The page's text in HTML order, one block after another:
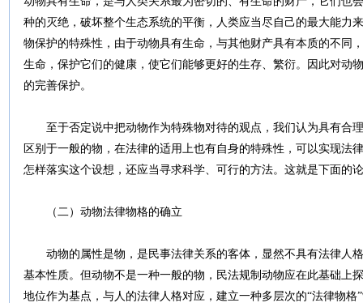
种的灭绝，破坏整个生态系统的平衡，人类应当尽自己的最大能力
物保护的特殊性，由于动物具有生命，与其他财产具有本质的不同
生命，保护它们的健康，使它们能够更好的生存、繁衍。因此对动
的完善保护。
至于否定说中把动物作为特殊物对待的观点，我们认为具有合
区别于一般的物，在法律的适用上也有自身的特殊性，可以实现法
怎样落实这个设想，还应当寻求科学、可行的方法。这就是下面的
（二）动物法律物格的确立
动物的属性是物，是民事法律关系的客体，显然不具有法律人
基本性质。但动物不是一种一般的物，民法规制动物应在此基础上
地位作为基点，与人的法律人格对应，建立一种多层次的“法律物